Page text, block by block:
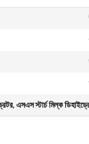
, এসএস স্টার্চ মিল্ক